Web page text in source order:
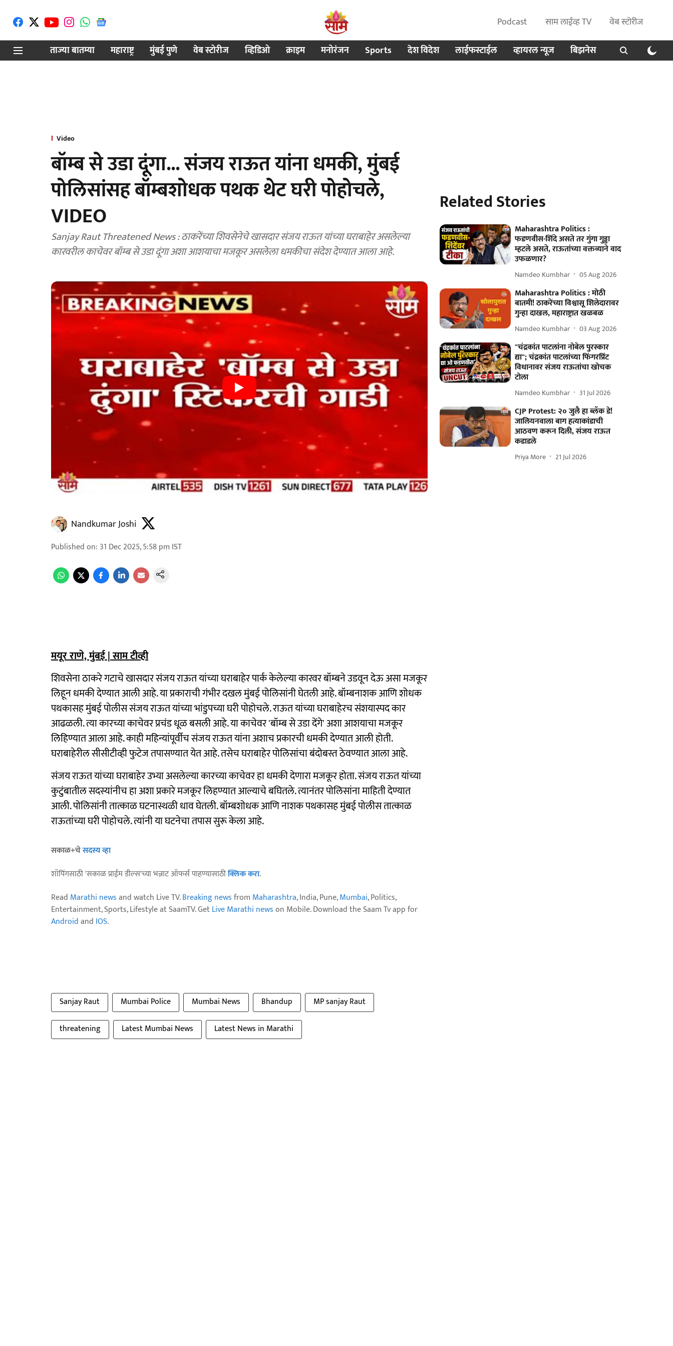
Podcast साम लाईव्ह TV
वेब स्टोरीज
ताज्या बातम्या
महाराष्ट्र मुंबई पुणे वेब स्टोरीज व्हिडिओ क्राइम मनोरंजन Sports देश विदेश लाईफस्टाईल व्हायरल न्यूज बिझनेस
Video
बॉम्ब से उडा दूंगा... संजय राऊत यांना धमकी, मुंबई
पोलिसांसह बॉम्बशोधक पथक थेट घरी पोहोचले,
VIDEO
Sanjay Raut Threatened News : ठाकरेंच्या शिवसेनेचे खासदार संजय राऊत यांच्या घराबाहेर असलेल्या
कारवरील काचेवर बॉम्ब से उडा दूंगा अशा आशयाचा मजकूर असलेला धमकीचा संदेश देण्यात आला आहे.
Nandkumar Joshi
Published on: 31 Dec 2025, 5:58 pm IST
मयूर राणे, मुंबई | साम टीव्ही
शिवसेना ठाकरे गटाचे खासदार संजय राऊत यांच्या घराबाहेर पार्क केलेल्या कारवर बॉम्बने उडवून देऊ असा मजकूर
लिहून धमकी देण्यात आली आहे. या प्रकाराची गंभीर दखल मुंबई पोलिसांनी घेतली आहे. बॉम्बनाशक आणि शोधक
पथकासह मुंबई पोलीस संजय राऊत यांच्या भांडुपच्या घरी पोहोचले. राऊत यांच्या घराबाहेरच संशयास्पद कार
आढळली. त्या कारच्या काचेवर प्रचंड धूळ बसली आहे. या काचेवर 'बॉम्ब से उडा देंगे' अशा आशयाचा मजकूर
लिहिण्यात आला आहे. काही महिन्यांपूर्वीच संजय राऊत यांना अशाच प्रकारची धमकी देण्यात आली होती.
घराबाहेरील सीसीटीव्ही फुटेज तपासण्यात येत आहे. तसेच घराबाहेर पोलिसांचा बंदोबस्त ठेवण्यात आला आहे.
संजय राऊत यांच्या घराबाहेर उभ्या असलेल्या कारच्या काचेवर हा धमकी देणारा मजकूर होता. संजय राऊत यांच्या
कुटुंबातील सदस्यांनीच हा अशा प्रकारे मजकूर लिहण्यात आल्याचे बघितले. त्यानंतर पोलिसांना माहिती देण्यात
आली. पोलिसांनी तात्काळ घटनास्थळी धाव घेतली. बॉम्बशोधक आणि नाशक पथकासह मुंबई पोलीस तात्काळ
राऊतांच्या घरी पोहोचले. त्यांनी या घटनेचा तपास सुरू केला आहे.
सकाळ+चेसदस्य व्हा
शॉपिंगसाठी 'सकाळ प्राईम डील्स'च्या भन्नाट ऑफर्स पाहण्यासाठीक्लिक करा.
Read Marathi newsand watch Live TV.Breaking newsfrom Maharashtra, India, Pune,Mumbai, Politics,
Entertainment, Sports, Lifestyle at SaamTV. GetLive Marathi newson Mobile. Download the Saam Tv app for
Androidand IOS.
Sanjay Raut Mumbai Police Mumbai News Bhandup
MP sanjay Raut
threatening
Latest Mumbai News Latest News in Marathi
Related Stories
Maharashtra Politics :
फडणवीस-शिंदे असते तर गुंगा गुड्डा
म्हटले असते, राऊतांच्या वक्तव्याने वाद
उफळणार?
Namdeo Kumbhar 05 Aug 2026
Maharashtra Politics : मोठी
बातमी! ठाकरेंच्या विश्वासू शिलेदारावर
गुन्हा दाखल, महाराष्ट्रात खळबळ
Namdeo Kumbhar 03 Aug 2026
"चंद्रकांत पाटलांना नोबेल पुरस्कार
द्या"; चंद्रकांत पाटलांच्या फिंगरप्रिंट
विधानावर संजय राऊतांचा खोचक
टोला
Namdeo Kumbhar 31 Jul 2026
CJP Protest: २० जुलै हा ब्लॅक डे!
जालियनवाला बाग हत्याकांडाची
आठवण करून दिली, संजय राऊत
कडाडले
Priya More 21 Jul 2026